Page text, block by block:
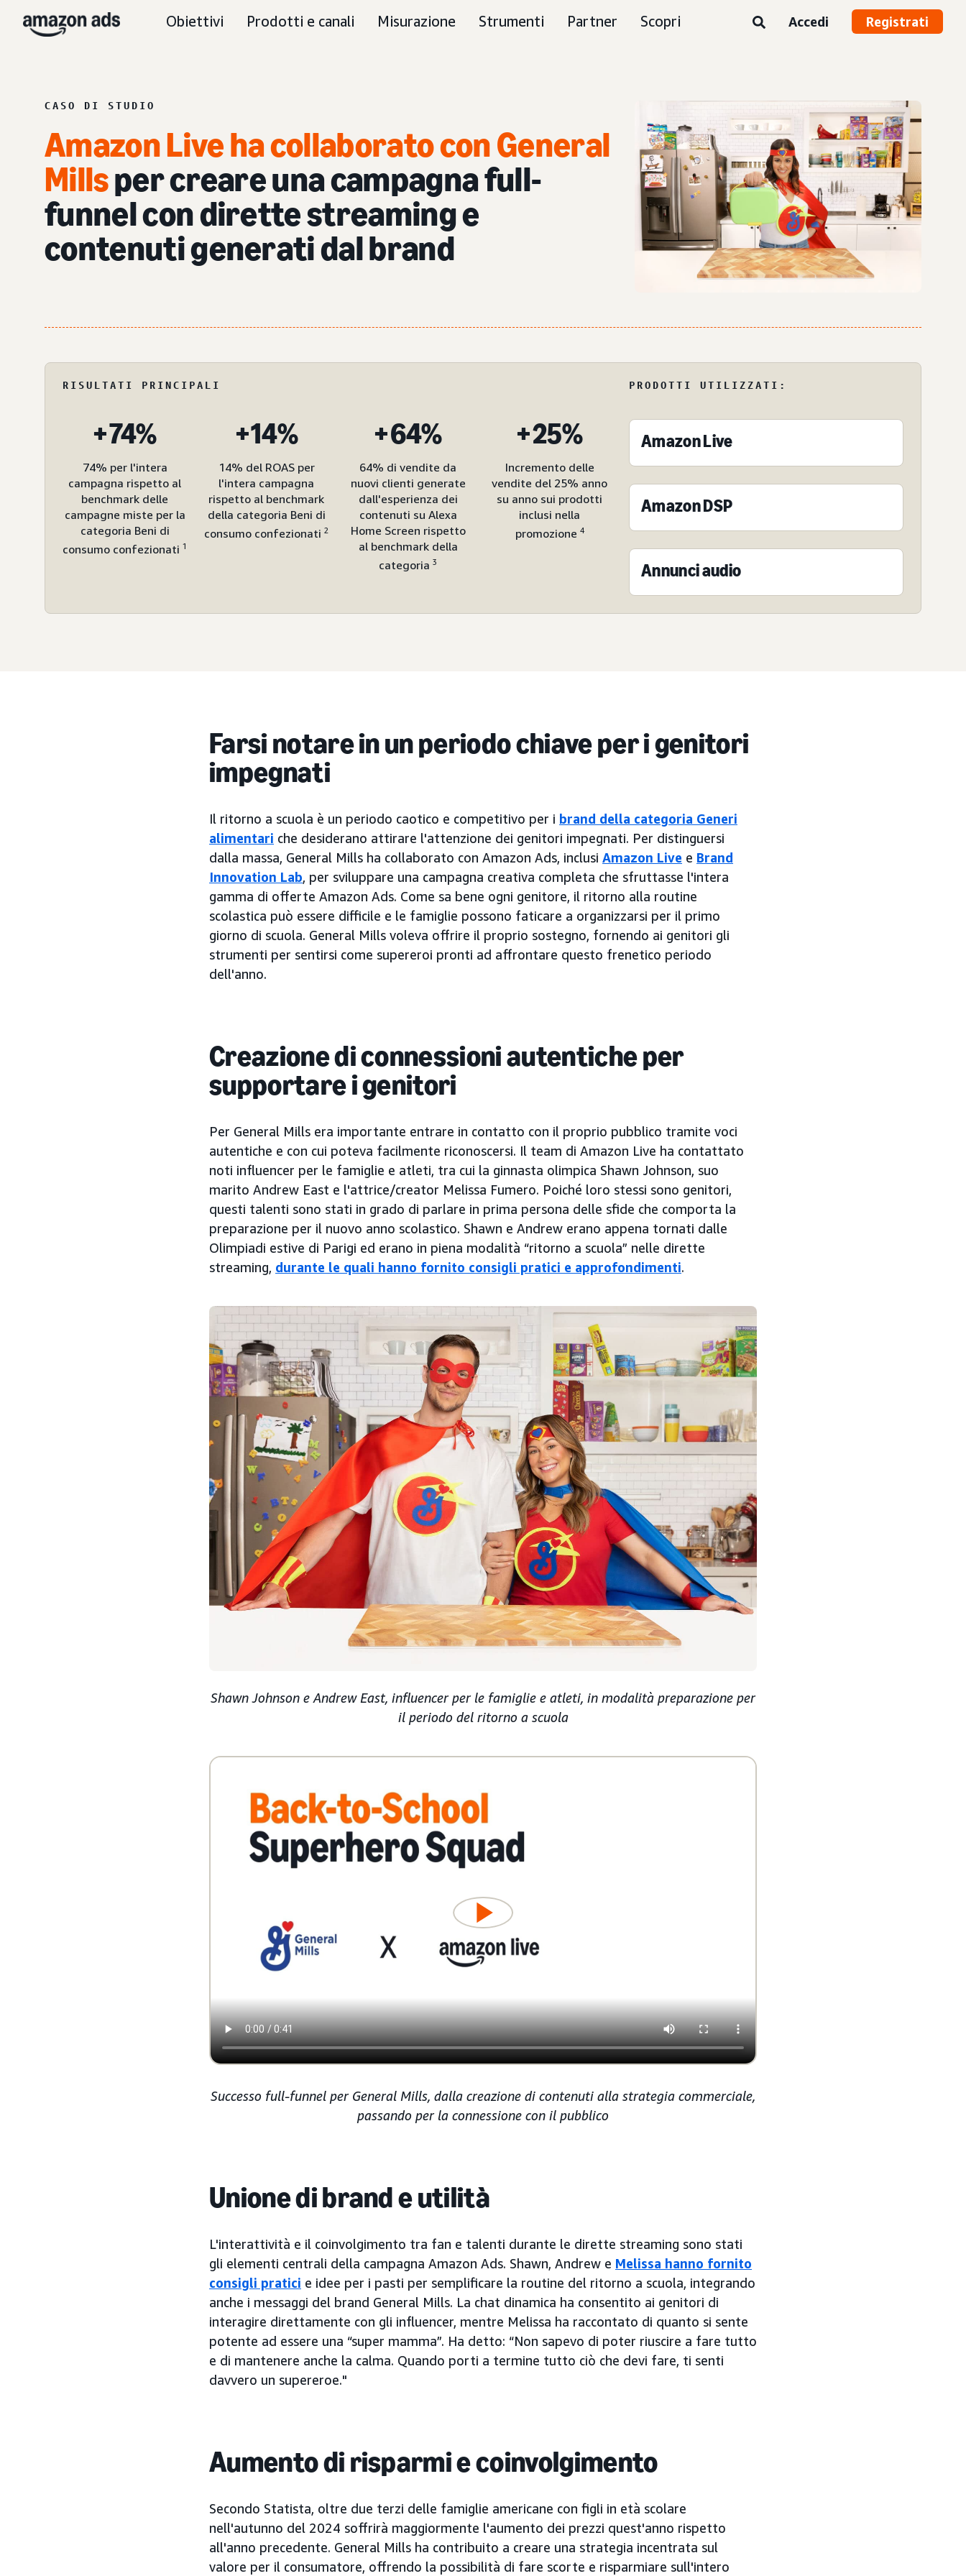
Obiettivi Prodotti e canali Misurazione Strumenti Partner Scopri Accedi Registrati
CASO DI STUDIO
Amazon Live ha collaborato con General
Millsper creare una campagna full-
funnel con dirette streaming e
contenuti generati dal brand
RISULTATI PRINCIPALI
+74%
74% per l'intera
campagna rispetto al
benchmark delle
campagne miste per la
categoria Beni di
consumo confezionati 1
+14%
14% del ROAS per
l'intera campagna
rispetto al benchmark
della categoria Beni di
consumo confezionati 2
+64%
64% di vendite da
nuovi clienti generate
dall'esperienza dei
contenuti su Alexa
Home Screen rispetto
al benchmark della
categoria 3
+25%
Incremento delle
vendite del 25% anno
su anno sui prodotti
inclusi nella
promozione 4
PRODOTTI UTILIZZATI:
Amazon Live
Amazon DSP
Annunci audio
Farsi notare in un periodo chiave per i genitori
impegnati
Il ritorno a scuola è un periodo caotico e competitivo per i brand della categoria Generi
alimentari che desiderano attirare l'attenzione dei genitori impegnati. Per distinguersi
dalla massa, General Mills ha collaborato con Amazon Ads, inclusi Amazon Live e Brand
Innovation Lab, per sviluppare una campagna creativa completa che sfruttasse l'intera
gamma di offerte Amazon Ads. Come sa bene ogni genitore, il ritorno alla routine
scolastica può essere difficile e le famiglie possono faticare a organizzarsi per il primo
giorno di scuola. General Mills voleva offrire il proprio sostegno, fornendo ai genitori gli
strumenti per sentirsi come supereroi pronti ad affrontare questo frenetico periodo
dell'anno.
Creazione di connessioni autentiche per
supportare i genitori
Per General Mills era importante entrare in contatto con il proprio pubblico tramite voci
autentiche e con cui poteva facilmente riconoscersi. Il team di Amazon Live ha contattato
noti influencer per le famiglie e atleti, tra cui la ginnasta olimpica Shawn Johnson, suo
marito Andrew East e l'attrice/creator Melissa Fumero. Poiché loro stessi sono genitori,
questi talenti sono stati in grado di parlare in prima persona delle sfide che comporta la
preparazione per il nuovo anno scolastico. Shawn e Andrew erano appena tornati dalle
Olimpiadi estive di Parigi ed erano in piena modalità “ritorno a scuola” nelle dirette
streaming, durante le quali hanno fornito consigli pratici e approfondimenti.
Shawn Johnson e Andrew East, influencer per le famiglie e atleti, in modalità preparazione per
il periodo del ritorno a scuola
Successo full-funnel per General Mills, dalla creazione di contenuti alla strategia commerciale,
passando per la connessione con il pubblico
Unione di brand e utilità
L'interattività e il coinvolgimento tra fan e talenti durante le dirette streaming sono stati
gli elementi centrali della campagna Amazon Ads. Shawn, Andrew e Melissa hanno fornito
consigli pratici e idee per i pasti per semplificare la routine del ritorno a scuola, integrando
anche i messaggi del brand General Mills. La chat dinamica ha consentito ai genitori di
interagire direttamente con gli influencer, mentre Melissa ha raccontato di quanto si sente
potente ad essere una “super mamma”. Ha detto: “Non sapevo di poter riuscire a fare tutto
e di mantenere anche la calma. Quando porti a termine tutto ciò che devi fare, ti senti
davvero un supereroe."
Aumento di risparmi e coinvolgimento
Secondo Statista, oltre due terzi delle famiglie americane con figli in età scolare
nell'autunno del 2024 soffrirà maggiormente l'aumento dei prezzi quest'anno rispetto
all'anno precedente. General Mills ha contribuito a creare una strategia incentrata sul
valore per il consumatore, offrendo la possibilità di fare scorte e risparmiare sull'intero